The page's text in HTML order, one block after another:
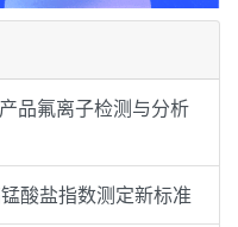
品氟离子检测与分析
酸盐指数测定新标准